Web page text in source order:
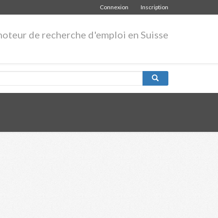
Inscription
Connexion
de recherche d'emploi en Suisse